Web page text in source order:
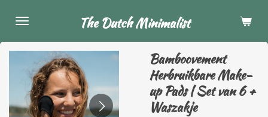
direct
naar
hoofdinhoud
The Dutch Minimalist
Bamboovement
Herbruikbare Make-
up Pads | Set van 6 +
Waszakje